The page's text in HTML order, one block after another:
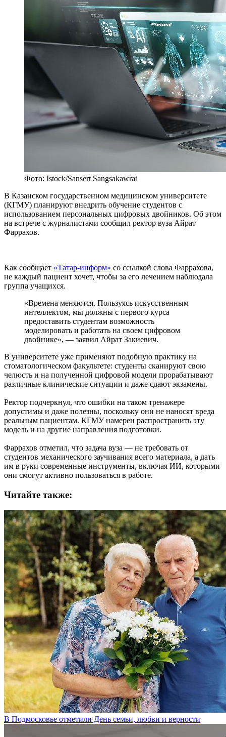
Фото: Istock/Sansert Sangsakawrat
В Казанском государственном медицинском университете
(КГМУ) планируют внедрить обучение студентов с
использованием персональных цифровых двойников. Об этом
на встрече с журналистами сообщил ректор вуза Айрат
Фаррахов.
Как сообщает «Татар-информ» со ссылкой слова Фаррахова,
не каждый пациент хочет, чтобы за его лечением наблюдала
группа учащихся.
«Времена меняются. Пользуясь искусственным
интеллектом, мы должны с первого курса
предоставить студентам возможность
моделировать и работать на своем цифровом
двойнике», — заявил Айрат Закиевич.
В университете уже применяют подобную практику на
стоматологическом факультете: студенты сканируют свою
челюсть и на полученной цифровой модели прорабатывают
различные клинические ситуации и даже сдают экзамены.
Ректор подчеркнул, что ошибки на таком тренажере
допустимы и даже полезны, поскольку они не наносят вреда
реальным пациентам. КГМУ намерен распространить эту
модель и на другие направления подготовки.
Фаррахов отметил, что задача вуза — не требовать от
студентов механического заучивания всего материала, а дать
им в руки современные инструменты, включая ИИ, которыми
они смогут активно пользоваться в работе.
Читайте также:
В Подмосковье отметили День семьи, любви и верности